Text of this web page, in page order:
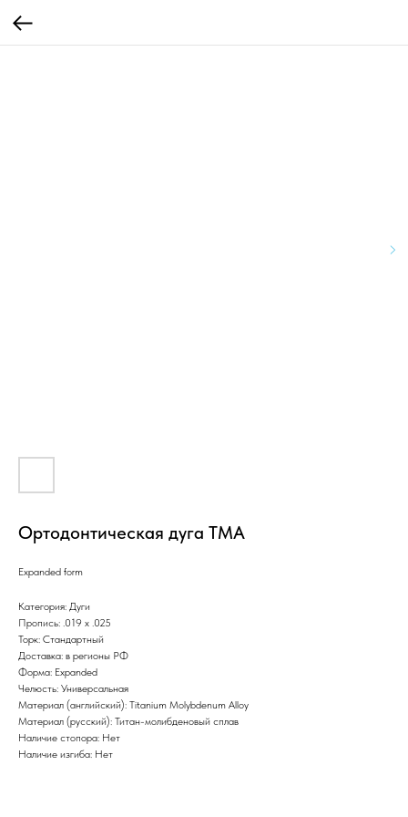
Ортодонтическая дуга TMA
Expanded form
Категория: Дуги
Пропись: .019 х .025
Торк: Стандартный
Доставка: в регионы РФ
Форма: Expanded
Челюсть: Универсальная
Материал (английский): Titanium Molybdenum Alloy
Материал (русский): Титан-молибденовый сплав
Наличие стопора: Нет
Наличие изгиба: Нет